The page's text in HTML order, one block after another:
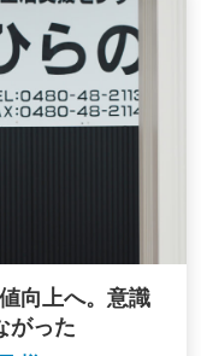
向上へ。意識
がった